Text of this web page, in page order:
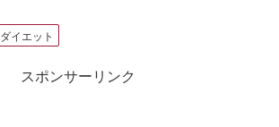
ダイエット
スポンサーリンク